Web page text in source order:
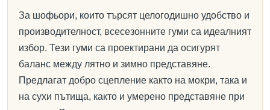
За шофьори, които търсят целогодишно удобство и
производителност, всесезонните гуми са идеалният
избор. Тези гуми са проектирани да осигурят
баланс между лятно и зимно представяне.
Предлагат добро сцепление както на мокри, така и
на сухи пътища, както и умерено представяне при